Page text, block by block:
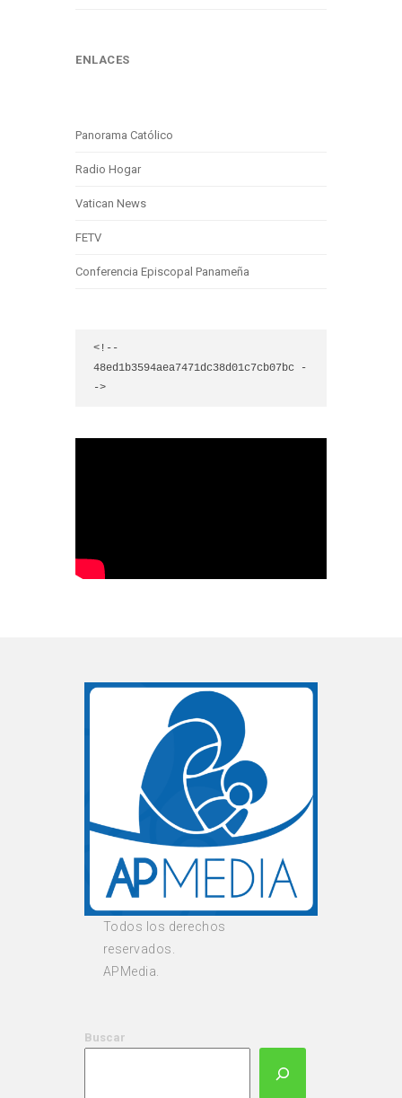
ENLACES
Panorama Católico
Radio Hogar
Vatican News
FETV
Conferencia Episcopal Panameña
<!--
48ed1b3594aea7471dc38d01c7cb07bc -
->
Todos los derechos
reservados.
APMedia.
Buscar